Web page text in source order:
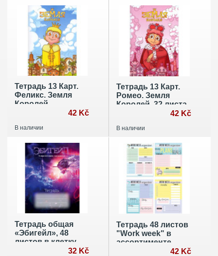
Тетрадь 13 Карт.
Феликс. Земля
Королей
42 Kč
В наличии
Тетрадь 13 Карт.
Ромео. Земля
Королей, 32 листа,
42 Kč
В наличии
Тетрадь общая
«Эбигейл», 48
листов в клетку,
32 Kč
Тетрадь 48 листов
"Work week" в
ассортименте
42 Kč